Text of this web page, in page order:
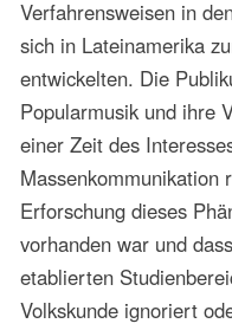
Massenkommunikation und
verstehenden Show Build Up mit
Rogerio Duprat und prominenten
stattfanden. Bei der Einführung
Zusammenarbeit mit dem
Fakultät für Musik und
wurde die Debatte auf
Zur Besprechung des Themas im
Rahmen wurden Dialoge in Punta
durchgeführt.